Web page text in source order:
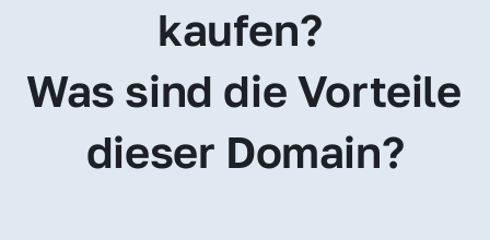
kaufen?
Was sind die Vorteile
dieser Domain?